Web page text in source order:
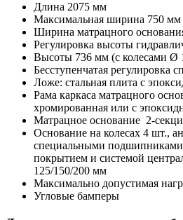
Длина 2075 мм
Максимальная ширина 750 мм
Ширина матрацного
Регулировка высоты
Высоты 736 мм (с колесами Ø
Бесступенчатая регулировка
Ложе: стальная плита с
Рама каркаса матрацного
хромированная или с
Матрацное основание 2-
Основание на колесах 4 шт.,
специальными
покрытием и системой
125/150/200 мм
Максимально допустимая
Угловые бамперы